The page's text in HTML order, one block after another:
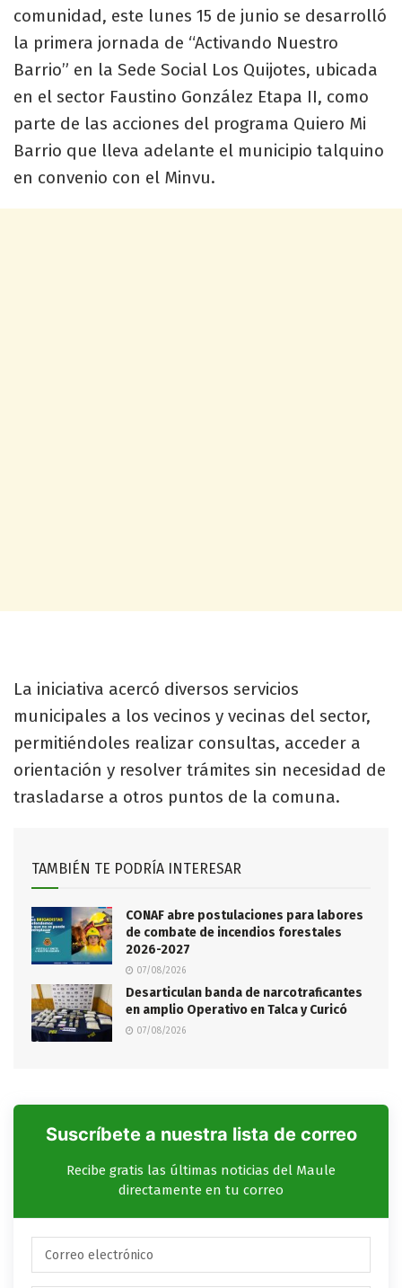
comunidad, este lunes 15 de junio se desarrolló
la primera jornada de “Activando Nuestro
Barrio” en la Sede Social Los Quijotes, ubicada
en el sector Faustino González Etapa II, como
parte de las acciones del programa Quiero Mi
Barrio que lleva adelante el municipio talquino
en convenio con el Minvu.
La iniciativa acercó diversos servicios
municipales a los vecinos y vecinas del sector,
permitiéndoles realizar consultas, acceder a
orientación y resolver trámites sin necesidad de
trasladarse a otros puntos de la comuna.
TAMBIÉN TE PODRÍA INTERESAR
CONAF abre postulaciones para labores
de combate de incendios forestales
2026-2027
07/08/2026
Desarticulan banda de narcotraficantes
en amplio Operativo en Talca y Curicó
07/08/2026
Suscríbete a nuestra lista de correo
Recibe gratis las últimas noticias del Maule
directamente en tu correo